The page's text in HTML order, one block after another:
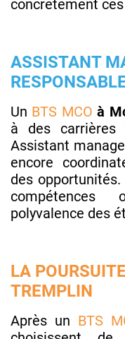
concrètement
ASSISTANT
Un BTS MCO à
à des carrières
Assistant
encore
des
compétences
polyvalence des
LA
TREMPLIN
Après un BTS